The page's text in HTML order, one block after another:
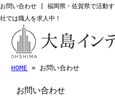
お問い合わせ | 福岡県・佐賀県で活動
社では職人を求人中！
HOME » お問い合わせ
お問い合わせ